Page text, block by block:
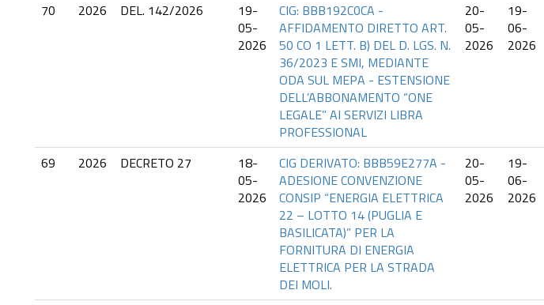
70 2026 DEL. 142/2026
19-
05-
2026
CIG: BBB192C0CA -
AFFIDAMENTO DIRETTO ART.
50 CO 1 LETT. B) DEL D. LGS. N.
36/2023 E SMI, MEDIANTE
ODA SUL MEPA - ESTENSIONE
DELL’ABBONAMENTO “ONE
LEGALE” AI SERVIZI LIBRA
PROFESSIONAL
20-
05-
2026
19-
06-
2026
69 2026 DECRETO 27
18-
05-
2026
CIG DERIVATO: BBB59E277A -
ADESIONE CONVENZIONE
CONSIP “ENERGIA ELETTRICA
22 – LOTTO 14 (PUGLIA E
BASILICATA)” PER LA
FORNITURA DI ENERGIA
ELETTRICA PER LA STRADA
DEI MOLI.
20-
05-
2026
19-
06-
2026